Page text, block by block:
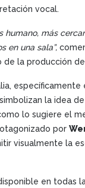
vocal.
humano, más
en una sala”,
de la producción
específicamente
la idea
lo sugiere el
por
visualmente la
en todas